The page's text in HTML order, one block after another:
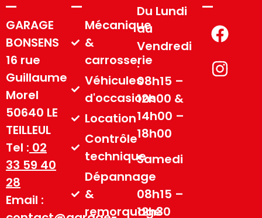
GARAGE
BONSENS
16 rue
Guillaume
Morel
50640 LE
TEILLEUL
Tel : 02
33 59 40
28
Email :
Mécanique
&
carrosserie
Véhicules
d'occasions
Location
Contrôle
technique
Dépannage
&
remorquage
Du Lundi
au
Vendredi
:
08h15 –
12h00 &
14h00 –
18h00
Samedi
:
08h15 –
12h30